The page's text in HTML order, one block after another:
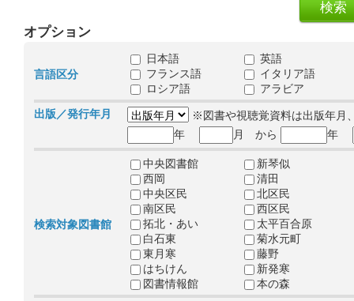
オプション
言語区分
日本語
英語
フランス語
イタリア語
ロシア語
アラビア
出版／発行年月
※図書や視聴覚資料は出版年月
年
月 から 年
検索対象図書館
中央図書館
新琴似
西岡
清田
中央区民
北区民
南区民
西区民
拓北・あい
太平百合原
白石東
菊水元町
東月寒
藤野
はちけん
新発寒
図書情報館
本の森